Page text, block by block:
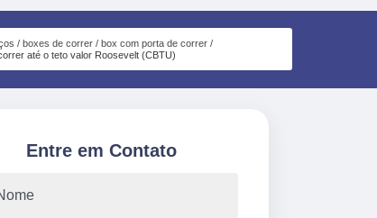
boxes de correr
box com porta de correr
até o teto valor Roosevelt (CBTU)
Entre em Contato